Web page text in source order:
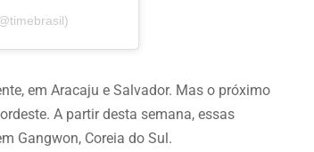
em Aracaju e Salvador. Mas o próximo
A partir desta semana, essas
Gangwon, Coreia do Sul.